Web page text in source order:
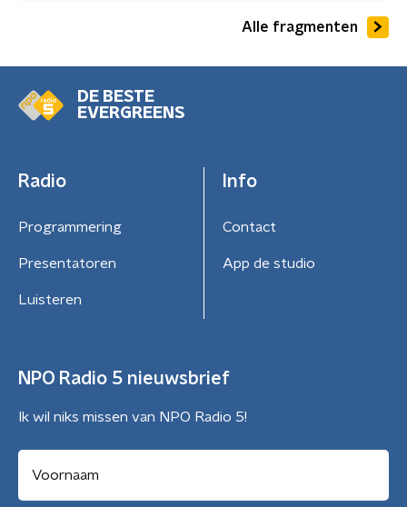
Alle fragmenten
DE BESTE
EVERGREENS
Radio
Programmering
Presentatoren
Luisteren
Info
Contact
App de studio
NPO Radio 5 nieuwsbrief
Ik wil niks missen van NPO Radio 5!